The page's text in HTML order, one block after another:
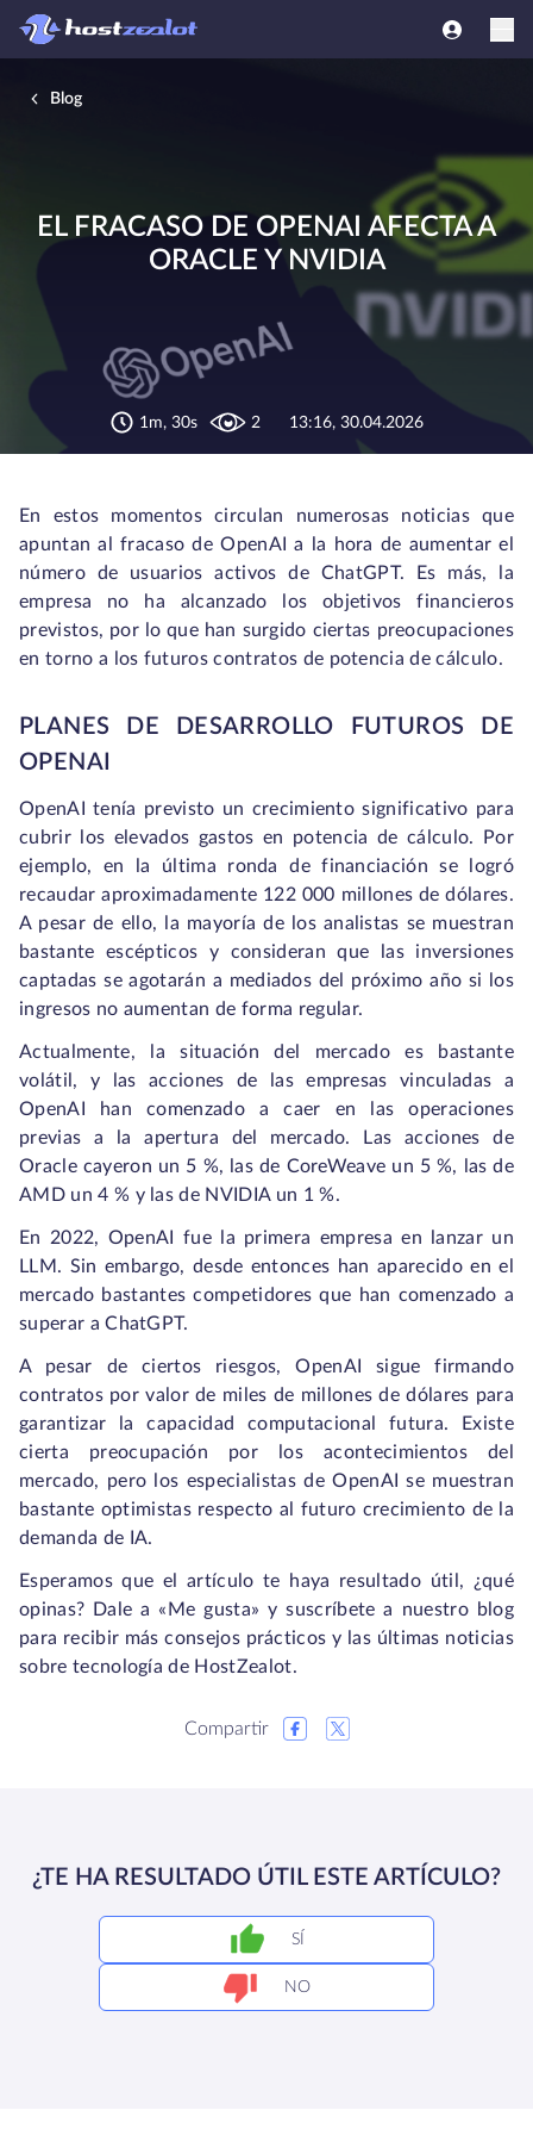
Blog
EL FRACASO DE OPENAI AFECTA A
ORACLE Y NVIDIA
1m, 30s 2 13:16, 30.04.2026
En estos momentos circulan numerosas noticias que
apuntan al fracaso de OpenAI a la hora de aumentar el
número de usuarios activos de ChatGPT. Es más, la
empresa no ha alcanzado los objetivos financieros
previstos, por lo que han surgido ciertas preocupaciones
en torno a los futuros contratos de potencia de cálculo.
PLANES DE DESARROLLO FUTUROS DE
OPENAI
OpenAI tenía previsto un crecimiento significativo para
cubrir los elevados gastos en potencia de cálculo. Por
ejemplo, en la última ronda de financiación se logró
recaudar aproximadamente 122 000 millones de dólares.
A pesar de ello, la mayoría de los analistas se muestran
bastante escépticos y consideran que las inversiones
captadas se agotarán a mediados del próximo año si los
ingresos no aumentan de forma regular.
Actualmente, la situación del mercado es bastante
volátil, y las acciones de las empresas vinculadas a
OpenAI han comenzado a caer en las operaciones
previas a la apertura del mercado. Las acciones de
Oracle cayeron un 5 %, las de CoreWeave un 5 %, las de
AMD un 4 % y las de NVIDIA un 1 %.
En 2022, OpenAI fue la primera empresa en lanzar un
LLM. Sin embargo, desde entonces han aparecido en el
mercado bastantes competidores que han comenzado a
superar a ChatGPT.
A pesar de ciertos riesgos, OpenAI sigue firmando
contratos por valor de miles de millones de dólares para
garantizar la capacidad computacional futura. Existe
cierta preocupación por los acontecimientos del
mercado, pero los especialistas de OpenAI se muestran
bastante optimistas respecto al futuro crecimiento de la
demanda de IA.
Esperamos que el artículo te haya resultado útil, ¿qué
opinas? Dale a «Me gusta» y suscríbete a nuestro blog
para recibir más consejos prácticos y las últimas noticias
sobre tecnología de HostZealot.
Compartir
¿TE HA RESULTADO ÚTIL ESTE ARTÍCULO?
SÍ
NO